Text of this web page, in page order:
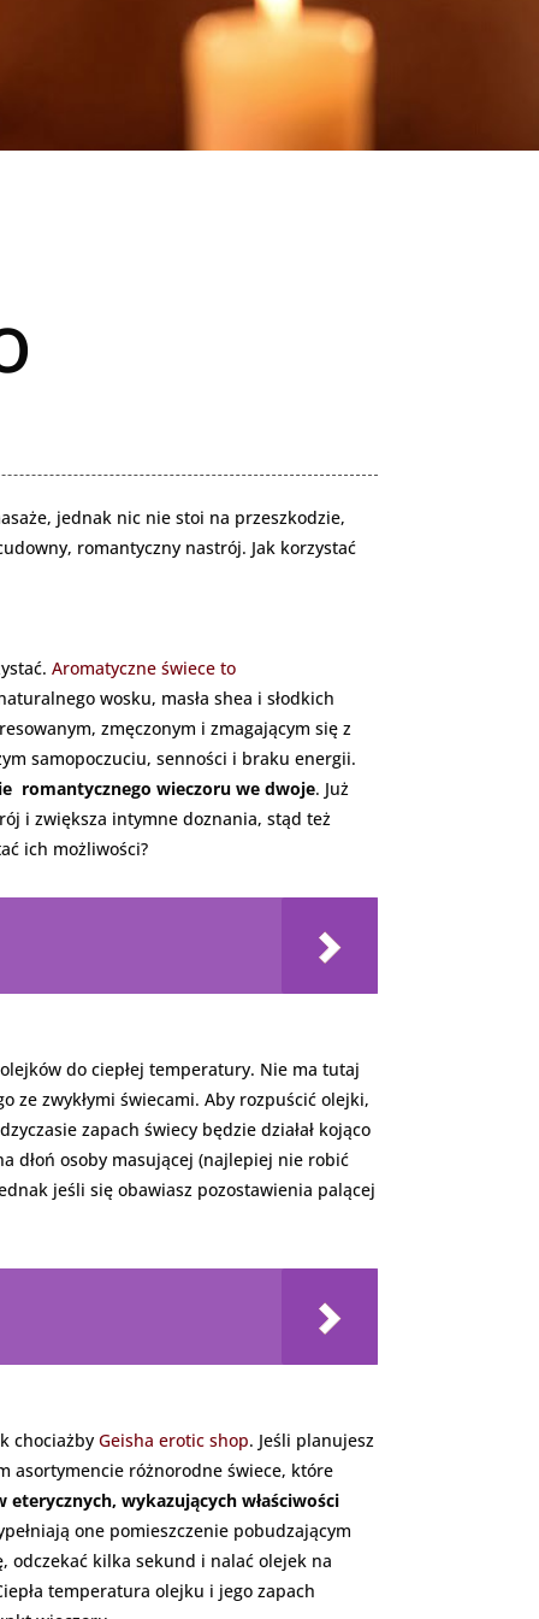
jednak nic nie stoi na przeszkodzie,
romantyczny nastrój. Jak korzystać
Aromatyczne świece to
wosku, masła shea i słodkich
zmęczonym i zmagającym się z
samopoczuciu, senności i braku energii.
romantycznego wieczoru we dwoje. Już
i zwiększa intymne doznania, stąd też
ich możliwości?
do ciepłej temperatury. Nie ma tutaj
ze zwykłymi świecami. Aby rozpuścić olejki,
zapach świecy będzie działał kojąco
dłoń osoby masującej (najlepiej nie robić
jeśli się obawiasz pozostawienia palącej
chociażbyGeisha erotic shop. Jeśli planujesz
asortymencie różnorodne świece, które
eterycznych, wykazujących właściwości
one pomieszczenie pobudzającym
odczekać kilka sekund i nalać olejek na
temperatura olejku i jego zapach